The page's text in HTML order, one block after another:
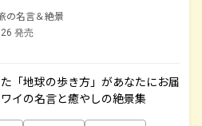
の名言＆絶景
発売
「地球の歩き方」があなたにお届
イの名言と癒やしの絶景集